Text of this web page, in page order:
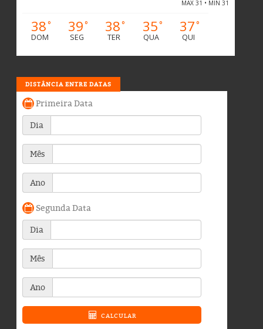
MAX 31 • MIN 31
38°
DOM
39°
SEG
38°
TER
35°
QUA
37°
QUI
DISTÂNCIA ENTRE DATAS